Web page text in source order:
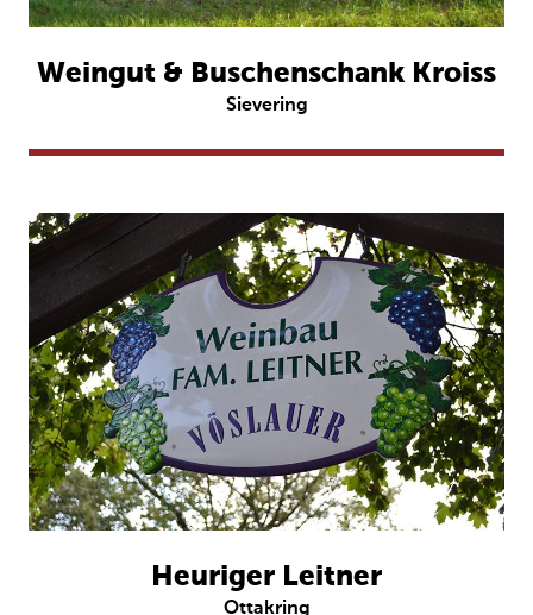
Weingut & Buschenschank Kroiss
Sievering
Heuriger Leitner
Ottakring